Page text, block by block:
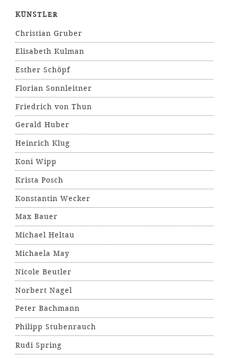
KÜNSTLER
Christian Gruber
Elisabeth Kulman
Esther Schöpf
Florian Sonnleitner
Friedrich von Thun
Gerald Huber
Heinrich Klug
Koni Wipp
Krista Posch
Konstantin Wecker
Max Bauer
Michael Heltau
Michaela May
Nicole Beutler
Norbert Nagel
Peter Bachmann
Philipp Stubenrauch
Rudi Spring